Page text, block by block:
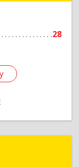
28